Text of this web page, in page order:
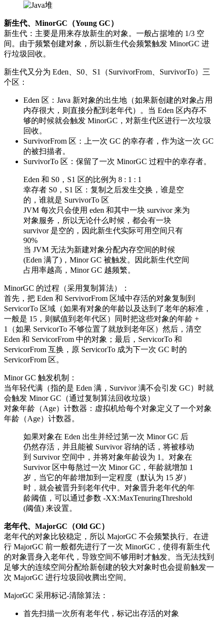
新生代、MinorGC（Young GC）
新生代：主要是用来存放新生的对象。一般占据堆的 1/3 空
间。由于频繁创建对象，所以新生代会频繁触发 MinorGC 进
行垃圾回收。
新生代又分为 Eden、S0、S1（SurvivorFrom、SurvivorTo）三
个区：
Eden 区：Java 新对象的出生地（如果新创建的对象占用
内存很大，则直接分配到老年代）。当 Eden 区内存不
够的时候就会触发 MinorGC，对新生代区进行一次垃圾
回收。
SurvivorFrom 区：上一次 GC 的幸存者，作为这一次 GC
的被扫描者。
SurvivorTo 区：保留了一次 MinorGC 过程中的幸存者。
Eden 和 S0，S1 区的比例为 8 : 1 : 1
幸存者 S0，S1 区：复制之后发生交换，谁是空
的，谁就是 SurvivorTo 区
JVM 每次只会使用 eden 和其中一块 survivor 来为
对象服务，所以无论什么时候，都会有一块
survivor 是空的，因此新生代实际可用空间只有
90%
当 JVM 无法为新建对象分配内存空间的时候
(Eden 满了)，Minor GC 被触发。因此新生代空间
占用率越高，Minor GC 越频繁。
MinorGC 的过程（采用复制算法）：
首先，把 Eden 和 ServivorFrom 区域中存活的对象复制到
ServicorTo 区域（如果有对象的年龄以及达到了老年的标准，
一般是 15，则赋值到老年代区）同时把这些对象的年龄 +
1（如果 ServicorTo 不够位置了就放到老年区）然后，清空
Eden 和 ServicorFrom 中的对象；最后，ServicorTo 和
ServicorFrom 互换，原 ServicorTo 成为下一次 GC 时的
ServicorFrom 区。
Minor GC 触发机制：
当年轻代满（指的是 Eden 满，Survivor 满不会引发 GC）时就
会触发 Minor GC（通过复制算法回收垃圾）
对象年龄（Age）计数器：虚拟机给每个对象定义了一个对象
年龄（Age）计数器。
如果对象在 Eden 出生并经过第一次 Minor GC 后
仍然存活，并且能被 Survivor 容纳的话，将被移动
到 Survivor 空间中，并将对象年龄设为 1。对象在
Survivor 区中每熬过一次 Minor GC，年龄就增加 1
岁，当它的年龄增加到一定程度（默认为 15 岁）
时，就会被晋升到老年代中。对象晋升老年代的年
龄阈值，可以通过参数 -XX:MaxTenuringThreshold
(阈值) 来设置。
老年代、MajorGC（Old GC）
老年代的对象比较稳定，所以 MajorGC 不会频繁执行。在进
行 MajorGC 前一般都先进行了一次 MinorGC，使得有新生代
的对象晋身入老年代，导致空间不够用时才触发。当无法找到
足够大的连续空间分配给新创建的较大对象时也会提前触发一
次 MajorGC 进行垃圾回收腾出空间。
MajorGC 采用标记-清除算法：
首先扫描一次所有老年代，标记出存活的对象